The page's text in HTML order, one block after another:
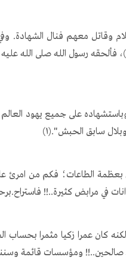
معهم فنال الشهادة. وفي
رسول الله صلى الله
على جميع يهود
سابق الحبش".(١)
الطاعات؛ فكم من امرئ
في مرابض كثيرة..!!
عمرا زكيا مثمرا بحساب
صالحين..!! ومؤسسات قائمة